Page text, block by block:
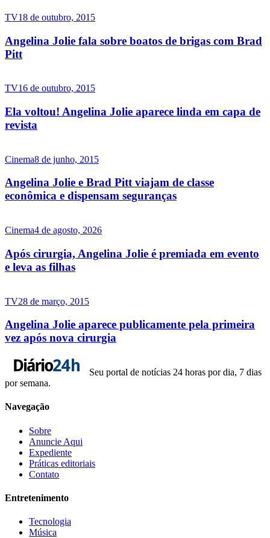
TV18 de outubro, 2015
Angelina Jolie fala sobre boatos de brigas com Brad
Pitt
TV16 de outubro, 2015
Ela voltou! Angelina Jolie aparece linda em capa de
revista
Cinema8 de junho, 2015
Angelina Jolie e Brad Pitt viajam de classe
econômica e dispensam seguranças
Cinema4 de agosto, 2026
Após cirurgia, Angelina Jolie é premiada em evento
e leva as filhas
TV28 de março, 2015
Angelina Jolie aparece publicamente pela primeira
vez após nova cirurgia
Seu portal de notícias 24 horas por dia, 7 dias
por semana.
Navegação
Sobre
Anuncie Aqui
Expediente
Práticas editoriais
Contato
Entretenimento
Tecnologia
Música